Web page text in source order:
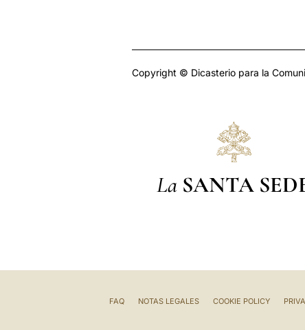
Copyright © Dicasterio para la
La SANTA
FAQ NOTAS LEGALES COOKIE POLICY